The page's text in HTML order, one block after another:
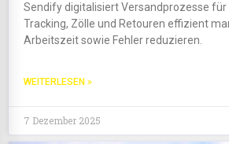
Sendify digitalisiert Versandprozesse für
Tracking, Zölle und Retouren effizient
Arbeitszeit sowie Fehler reduzieren.
WEITERLESEN »
7 Dezember 2025